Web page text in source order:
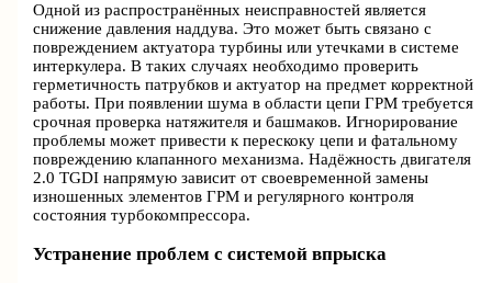
Одной из распространённых неисправностей является
снижение давления наддува. Это может быть связано с
повреждением актуатора турбины или утечками в системе
интеркулера. В таких случаях необходимо проверить
герметичность патрубков и актуатор на предмет корректной
работы. При появлении шума в области цепи ГРМ требуется
срочная проверка натяжителя и башмаков. Игнорирование
проблемы может привести к перескоку цепи и фатальному
повреждению клапанного механизма. Надёжность двигателя
2.0 TGDI напрямую зависит от своевременной замены
изношенных элементов ГРМ и регулярного контроля
состояния турбокомпрессора.
Устранение проблем с системой впрыска